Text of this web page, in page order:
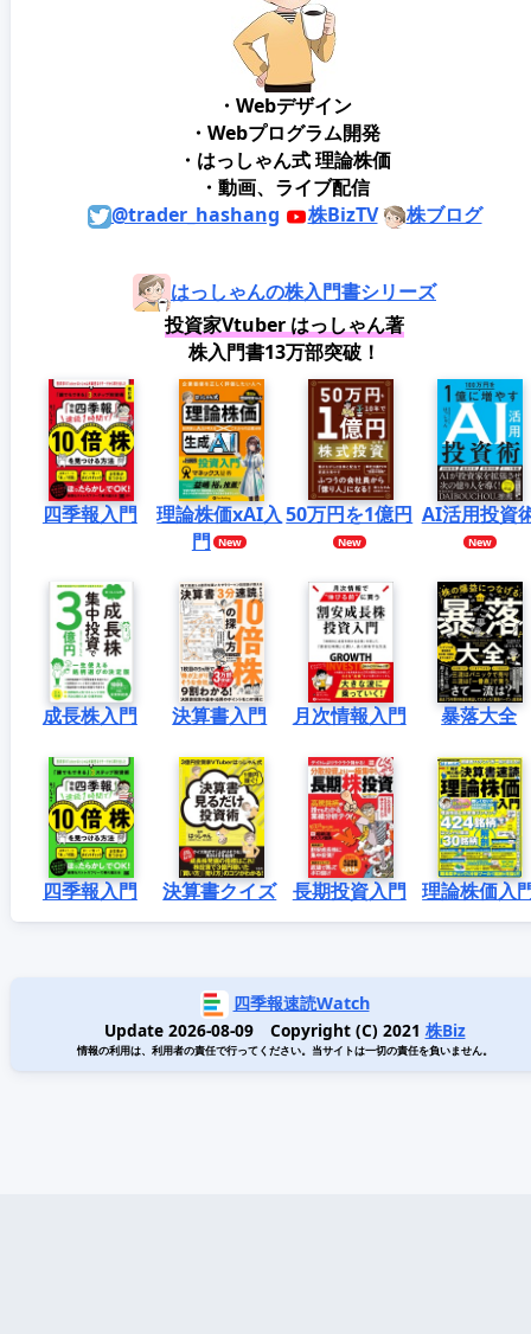
・Webデザイン
・Webプログラム開発
・はっしゃん式 理論株価
・動画、ライブ配信
@trader_hashang
株BizTV 株ブログ
はっしゃんの株入門書シリーズ
投資家Vtuber はっしゃん著
株入門書13万部突破！
四季報入門
理論株価xAI入
門
50万円を1億円 AI活用投資
成長株入門 決算書入門 月次情報入門 暴落大全
四季報入門 決算書クイズ 長期投資入門 理論株価入
四季報速読Watch
Update 2026-08-09 Copyright (C) 2021 株Biz
情報の利用は、利用者の責任で行ってください。当サイトは一切の責任を負いません。